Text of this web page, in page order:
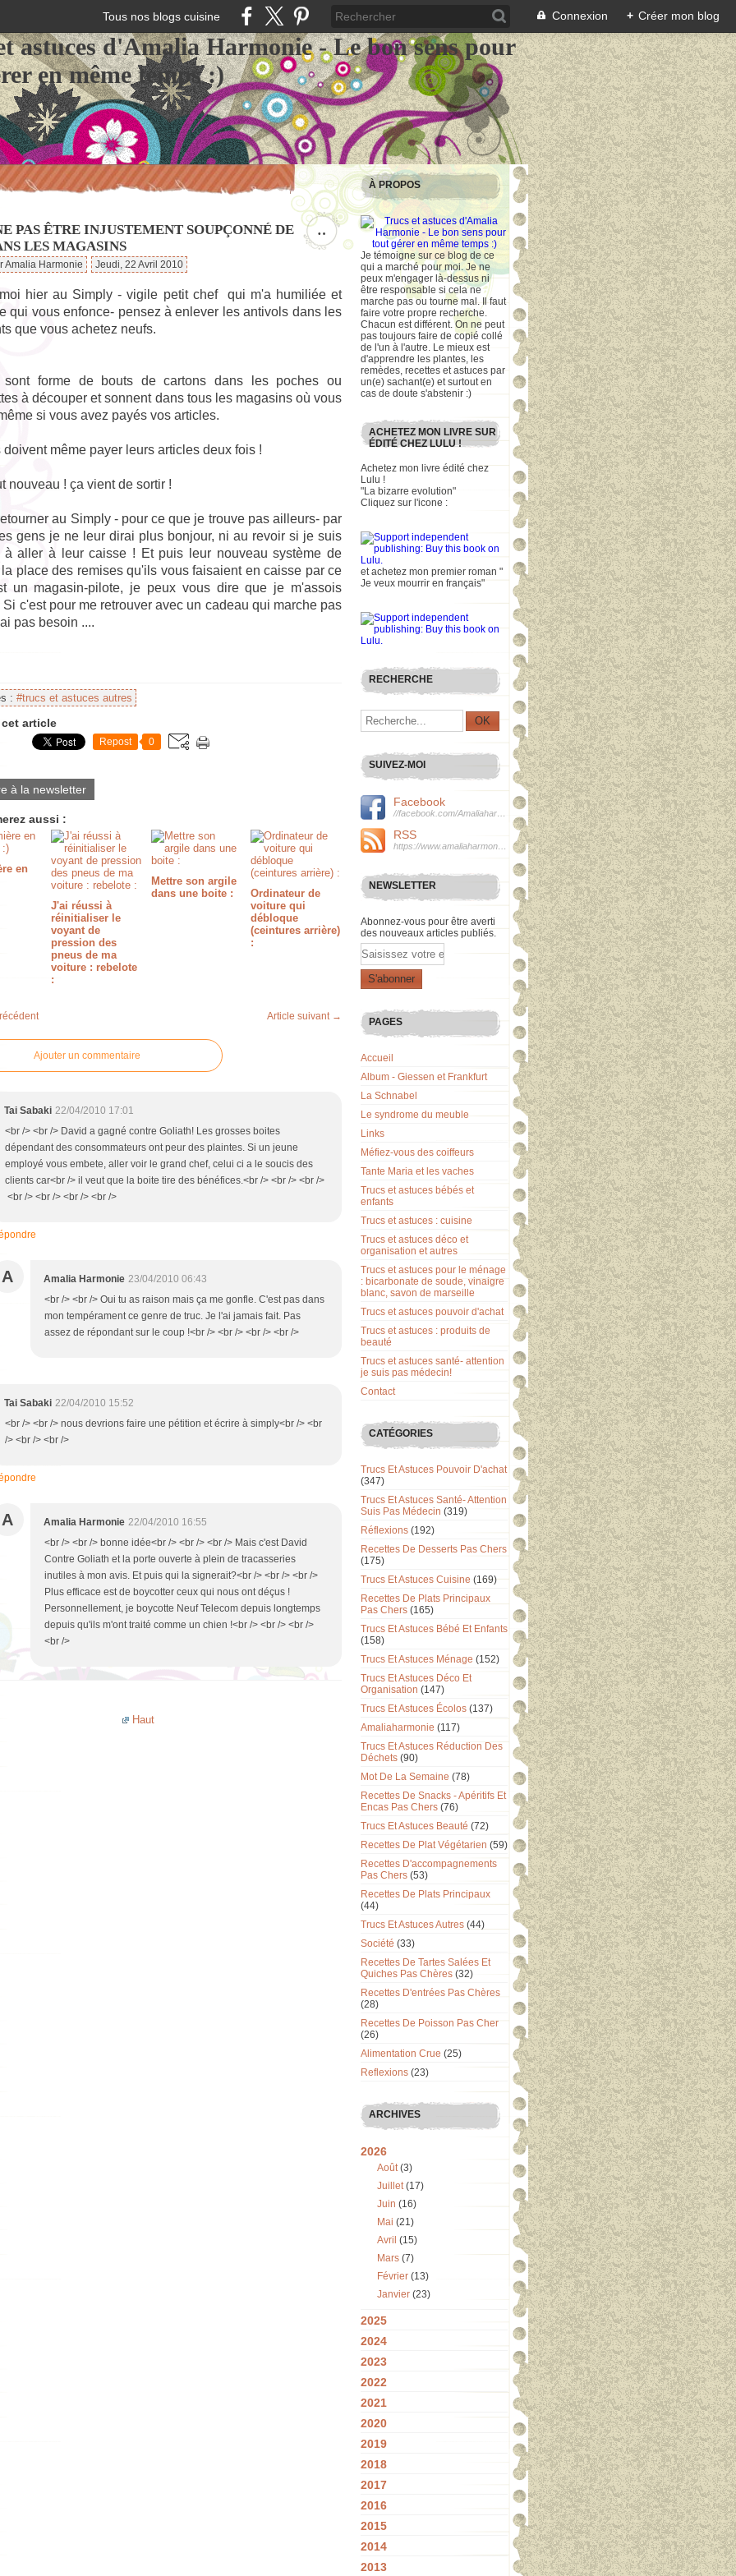
Tous nos blogs cuisine Connexion + Créer mon blog
astuces d'Amalia Harmonie - Le bon sens pour
en même temps :)
…
PAS ÊTRE INJUSTEMENT SOUPÇONNÉ DE
LES MAGASINS
Amalia Harmonie Jeudi, 22 Avril 2010
hier au Simply - vigile petit chef qui m'a humiliée et
qui vous enfonce- pensez à enlever les antivols dans les
que vous achetez neufs.
forme de bouts de cartons dans les poches ou
à découper et sonnent dans tous les magasins où vous
si vous avez payés vos articles.
doivent même payer leurs articles deux fois !
nouveau ! ça vient de sortir !
au Simply - pour ce que je trouve pas ailleurs- par
gens je ne leur dirai plus bonjour, ni au revoir si je suis
à aller à leur caisse ! Et puis leur nouveau système de
place des remises qu'ils vous faisaient en caisse par ce
un magasin-pilote, je peux vous dire que je m'assois
Si c'est pour me retrouver avec un cadeau qui marche pas
pas besoin ....
: #trucs et astuces autres
article
Repost 0
à la newsletter
aussi :
en
J'ai réussi à
réinitialiser le
voyant de
pression des
pneus de ma
voiture : rebelote
:
Mettre son argile
dans une boite :
Ordinateur de
voiture qui
débloque
(ceintures arrière)
:
Article suivant →
Ajouter un commentaire
Tai Sabaki 22/04/2010 17:01
<br /> <br /> David a gagné contre Goliath! Les grosses boites
dépendant des consommateurs ont peur des plaintes. Si un jeune
employé vous embete, aller voir le grand chef, celui ci a le soucis des
clients car<br /> il veut que la boite tire des bénéfices.<br /> <br /> <br />
<br /> <br /> <br /> <br />
A Amalia Harmonie 23/04/2010 06:43
<br /> <br /> Oui tu as raison mais ça me gonfle. C'est pas dans
mon tempérament ce genre de truc. Je l'ai jamais fait. Pas
assez de répondant sur le coup !<br /> <br /> <br /> <br />
Tai Sabaki 22/04/2010 15:52
<br /> <br /> nous devrions faire une pétition et écrire à simply<br /> <br
/> <br /> <br />
A Amalia Harmonie 22/04/2010 16:55
<br /> <br /> bonne idée<br /> <br /> <br /> Mais c'est David
Contre Goliath et la porte ouverte à plein de tracasseries
inutiles à mon avis. Et puis qui la signerait?<br /> <br /> <br />
Plus efficace est de boycotter ceux qui nous ont déçus !
Personnellement, je boycotte Neuf Telecom depuis longtemps
depuis qu'ils m'ont traité comme un chien !<br /> <br /> <br />
<br />
Haut
À PROPOS
Je témoigne sur ce blog de ce
qui a marché pour moi. Je ne
peux m'engager là-dessus ni
être responsable si cela ne
marche pas ou tourne mal. Il faut
faire votre propre recherche.
Chacun est différent. On ne peut
pas toujours faire de copié collé
de l'un à l'autre. Le mieux est
d'apprendre les plantes, les
remèdes, recettes et astuces par
un(e) sachant(e) et surtout en
cas de doute s'abstenir :)
ACHETEZ MON LIVRE SUR
ÉDITÉ CHEZ LULU !
Achetez mon livre édité chez
Lulu !
"La bizarre evolution"
Cliquez sur l'icone :
et achetez mon premier roman "
Je veux mourrir en français"
RECHERCHE
SUIVEZ-MOI
Facebook
RSS
NEWSLETTER
Abonnez-vous pour être averti
des nouveaux articles publiés.
Email
PAGES
Accueil
Album - Giessen et Frankfurt
La Schnabel
Le syndrome du meuble
Links
Méfiez-vous des coiffeurs
Tante Maria et les vaches
Trucs et astuces bébés et
enfants
Trucs et astuces : cuisine
Trucs et astuces déco et
organisation et autres
Trucs et astuces pour le ménage
: bicarbonate de soude, vinaigre
blanc, savon de marseille
Trucs et astuces pouvoir d'achat
Trucs et astuces : produits de
beauté
Trucs et astuces santé- attention
je suis pas médecin!
Contact
CATÉGORIES
Trucs Et Astuces Pouvoir D'achat
(347)
Trucs Et Astuces Santé- Attention
Suis Pas Médecin (319)
Réflexions (192)
Recettes De Desserts Pas Chers
(175)
Trucs Et Astuces Cuisine (169)
Recettes De Plats Principaux
Pas Chers (165)
Trucs Et Astuces Bébé Et Enfants
(158)
Trucs Et Astuces Ménage (152)
Trucs Et Astuces Déco Et
Organisation (147)
Trucs Et Astuces Écolos (137)
Amaliaharmonie (117)
Trucs Et Astuces Réduction Des
Déchets (90)
Mot De La Semaine (78)
Recettes De Snacks - Apéritifs Et
Encas Pas Chers (76)
Trucs Et Astuces Beauté (72)
Recettes De Plat Végétarien (59)
Recettes D'accompagnements
Pas Chers (53)
Recettes De Plats Principaux
(44)
Trucs Et Astuces Autres (44)
Société (33)
Recettes De Tartes Salées Et
Quiches Pas Chères (32)
Recettes D'entrées Pas Chères
(28)
Recettes De Poisson Pas Cher
(26)
Alimentation Crue (25)
Reflexions (23)
ARCHIVES
2026
Août(3)
Juillet(17)
Juin (16)
Mai (21)
Avril (15)
Mars (7)
Février (13)
Janvier (23)
2025
2024
2023
2022
2021
2020
2019
2018
2017
2016
2015
2014
2013